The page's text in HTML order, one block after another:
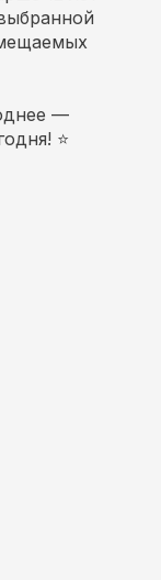
—
⭐